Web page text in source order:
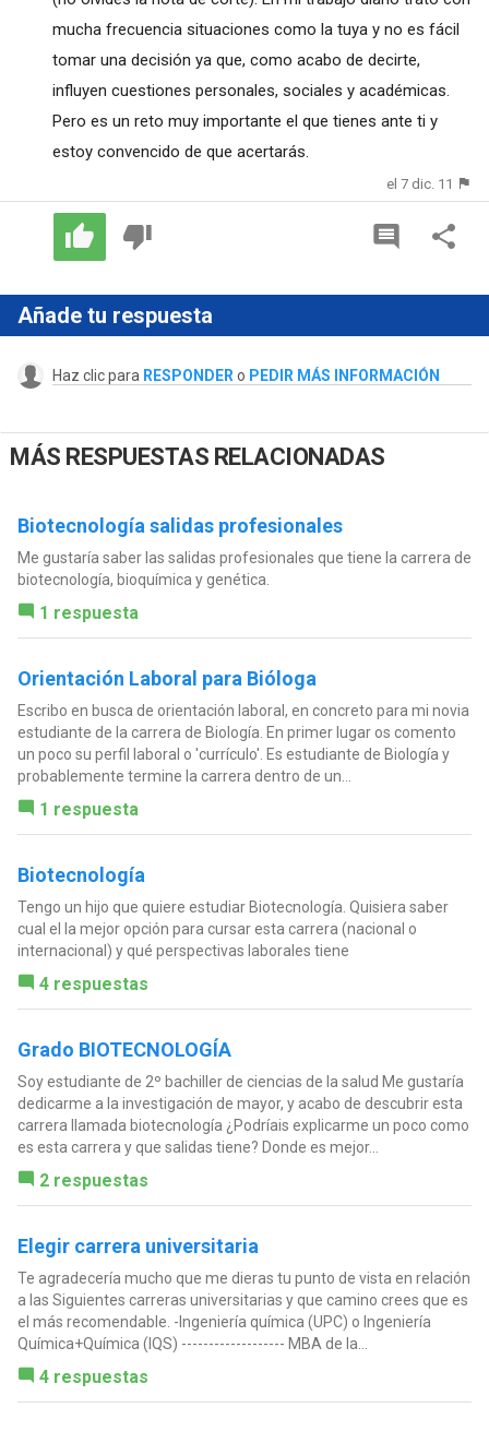
mucha frecuencia situaciones como la tuya y no es fácil
tomar una decisión ya que, como acabo de decirte,
influyen cuestiones personales, sociales y académicas.
Pero es un reto muy importante el que tienes ante ti y
estoy convencido de que acertarás.
el 7 dic. 11
Añade tu respuesta
Haz clic para RESPONDER o PEDIR MÁS INFORMACIÓN
MÁS RESPUESTAS RELACIONADAS
Biotecnología salidas profesionales
Me gustaría saber las salidas profesionales que tiene la carrera de
biotecnología, bioquímica y genética.
1 respuesta
Orientación Laboral para Bióloga
Escribo en busca de orientación laboral, en concreto para mi novia
estudiante de la carrera de Biología. En primer lugar os comento
un poco su perfil laboral o 'currículo'. Es estudiante de Biología y
probablemente termine la carrera dentro de un...
1 respuesta
Biotecnología
Tengo un hijo que quiere estudiar Biotecnología. Quisiera saber
cual el la mejor opción para cursar esta carrera (nacional o
internacional) y qué perspectivas laborales tiene
4 respuestas
Grado BIOTECNOLOGÍA
Soy estudiante de 2º bachiller de ciencias de la salud Me gustaría
dedicarme a la investigación de mayor, y acabo de descubrir esta
carrera llamada biotecnología ¿Podríais explicarme un poco como
es esta carrera y que salidas tiene? Donde es mejor...
2 respuestas
Elegir carrera universitaria
Te agradecería mucho que me dieras tu punto de vista en relación
a las Siguientes carreras universitarias y que camino crees que es
el más recomendable. -Ingeniería química (UPC) o Ingeniería
Química+Química (IQS) ------------------- MBA de la...
4 respuestas